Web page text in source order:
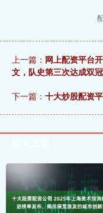
上一篇： 网上配资平台
文，队史第三次达成双
下一篇： 十大炒股配资